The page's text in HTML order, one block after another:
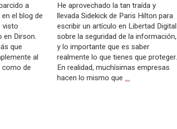
a
el blog de
visto
en Dirson.
que
al
como de
He aprovechado la tan traída y
llevada Sidekick de Paris Hilton para
escribir un artículo en Libertad Digital
sobre la seguridad de la información,
y lo importante que es saber
realmente lo que tienes que proteger.
En realidad, muchísimas empresas
hacen lo mismo que…